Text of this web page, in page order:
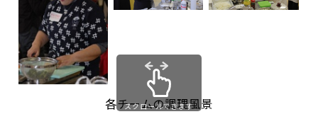
各チームの調理風景
スクロールできます